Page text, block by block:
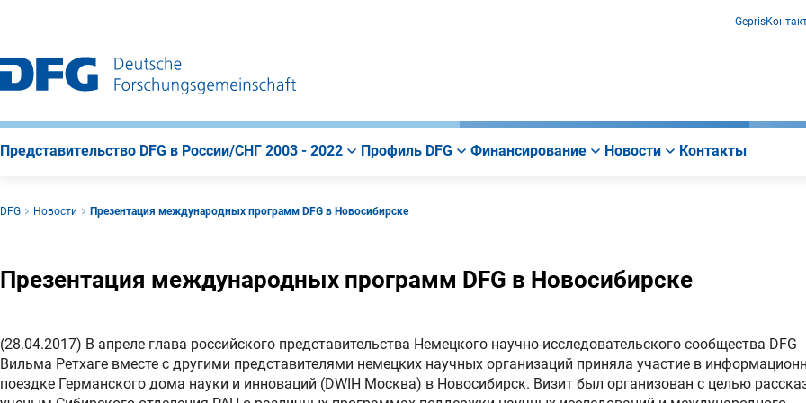
навигации
страницы
Gepris
Представительство DFG в России/СНГ 2003 - 2022 Профиль DFG Финансирование Новости Контакты
DFG Новости Презентация международных программ DFG в Новосибирске
Презентация международных программ DFG в Новосибирске
(28.04.2017) В апреле глава российского представительства Немецкого научно-исследовательского сообщества DFG
Вильма Ретхаге вместе с другими представителями немецких научных организаций приняла участие в
поездке Германского дома науки и инноваций (DWIH Москва) в Новосибирск. Визит был организован с целью